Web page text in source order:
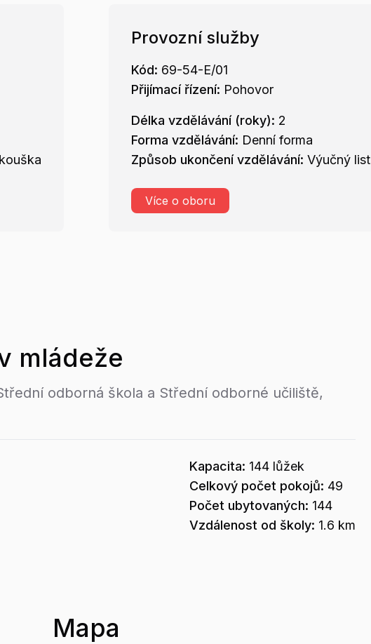
Provozní služby
Kód: 69-54-E/01
Přijímací řízení: Pohovor
Délka vzdělávání (roky): 2
Forma vzdělávání: Denní forma
Způsob ukončení vzdělávání: Výučný list
Více o oboru
mládeže
odborná škola a Střední odborné učiliště,
Kapacita: 144 lůžek
Celkový počet pokojů: 49
Počet ubytovaných: 144
Vzdálenost od školy: 1.6 km
Mapa